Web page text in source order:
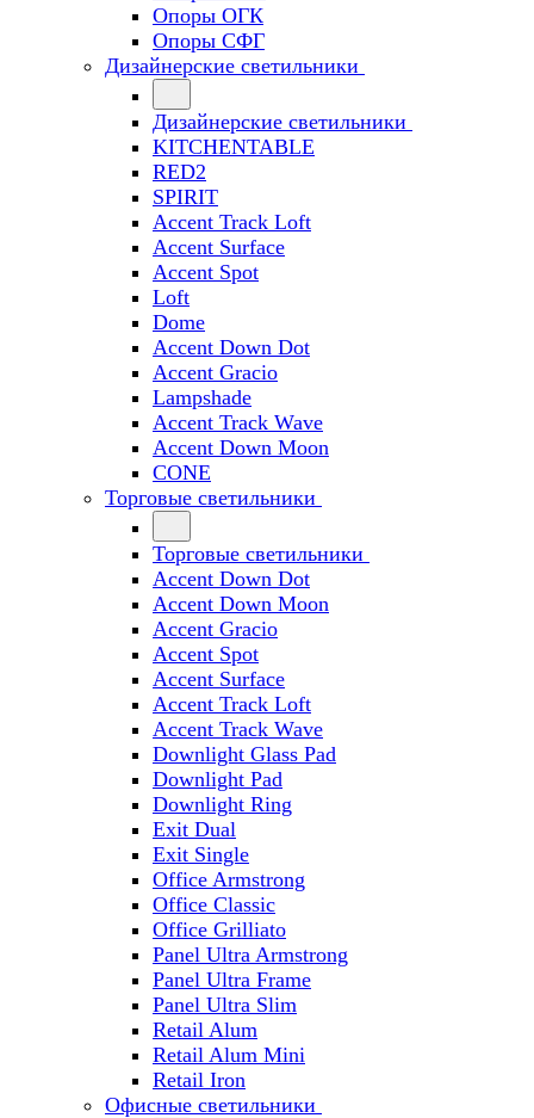
Опоры ОГК
Опоры СФГ
Дизайнерские светильники
Дизайнерские светильники
KITCHENTABLE
RED2
SPIRIT
Accent Track Loft
Accent Surface
Accent Spot
Loft
Dome
Accent Down Dot
Accent Gracio
Lampshade
Accent Track Wave
Accent Down Moon
CONE
Торговые светильники
Торговые светильники
Accent Down Dot
Accent Down Moon
Accent Gracio
Accent Spot
Accent Surface
Accent Track Loft
Accent Track Wave
Downlight Glass Pad
Downlight Pad
Downlight Ring
Exit Dual
Exit Single
Office Armstrong
Office Classic
Office Grilliato
Panel Ultra Armstrong
Panel Ultra Frame
Panel Ultra Slim
Retail Alum
Retail Alum Mini
Retail Iron
Офисные светильники